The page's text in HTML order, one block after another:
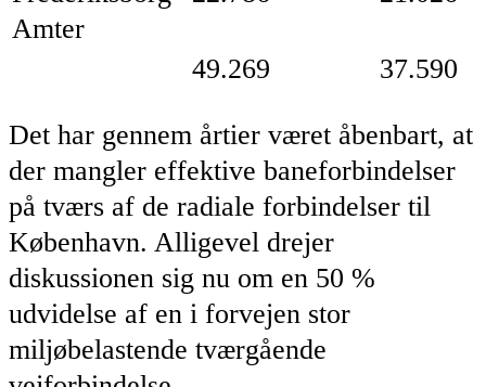
Amter
49.269 37.590
Det har gennem årtier været åbenbart, at
der mangler effektive baneforbindelser
på tværs af de radiale forbindelser til
København. Alligevel drejer
diskussionen sig nu om en 50 %
udvidelse af en i forvejen stor
miljøbelastende tværgående